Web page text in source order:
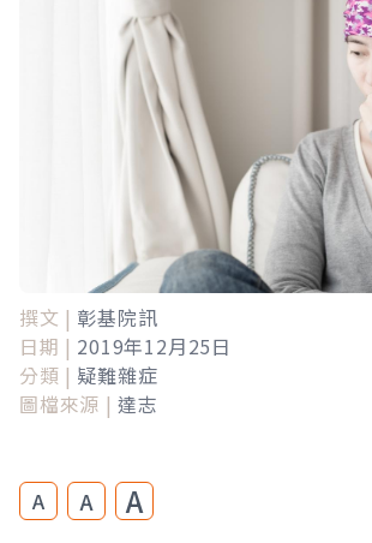
撰文 | 彰基院訊
日期 | 2019年12月25日
分類 | 疑難雜症
圖檔來源 | 達志
A A A